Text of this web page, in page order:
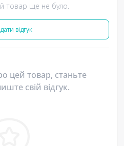
товар ще не було.
відгук
цей товар, станьте
свій відгук.